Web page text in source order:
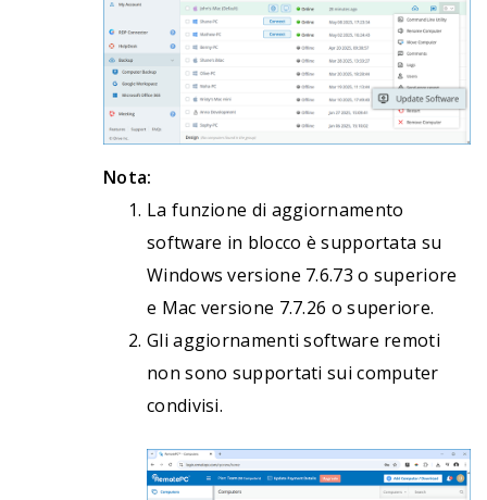
Nota:
La funzione di aggiornamento
software in blocco è supportata su
Windows versione 7.6.73 o superiore
e Mac versione 7.7.26 o superiore.
Gli aggiornamenti software remoti
non sono supportati sui computer
condivisi.